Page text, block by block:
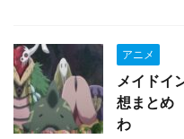
アニメ
メイドイ
想まとめ
わ